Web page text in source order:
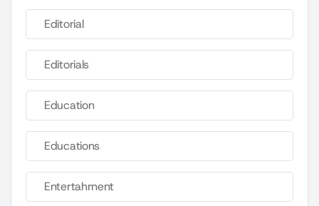
Editorial
Editorials
Education
Educations
Entertahrnent